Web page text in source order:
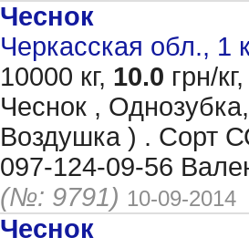
Чеснок
Черкасская обл., 1
10000 кг, 10.0 грн/кг,
Чеснок ,
Воздушка ) . Сорт
097-124-09-56
(№: 9791) 10-09-2014
Чеснок